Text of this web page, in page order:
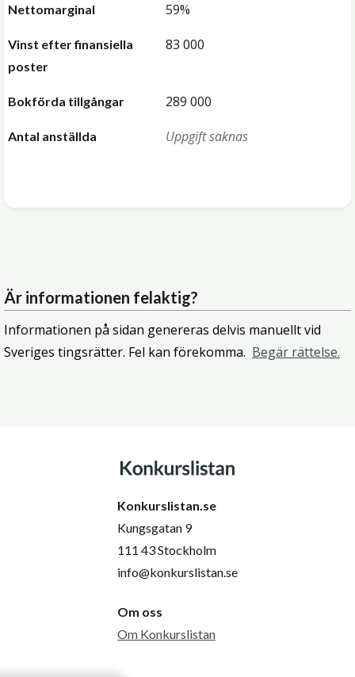
Nettomarginal 59%
Vinst efter finansiella
poster
83 000
Bokförda tillgångar 289 000
Antal anställda Uppgift saknas
Är informationen felaktig?
Informationen på sidan genereras delvis manuellt vid
Sveriges tingsrätter. Fel kan förekomma. Begär rättelse.
Konkurslistan.se
Kungsgatan 9
111 43 Stockholm
info@konkurslistan.se
Om oss
Om Konkurslistan